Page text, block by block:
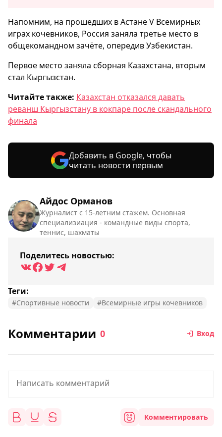
Айдос Орманов
Журналист с 15-летним стажем. Основная
специализиация - командные виды спорта,
теннис, шахматы
Поделитесь новостью:
Теги:
#Спортивные новости #Всемирные игры кочевников
Напомним, на прошедших в Астане V Всемирных
играх кочевников, Россия заняла третье место в
общекомандном зачёте, опередив Узбекистан.
Первое место заняла сборная Казахстана, вторым
стал Кыргызстан.
Читайте также: Казахстан отказался давать
реванш Кыргызстану в кокпаре после скандального
финала
Добавить в Google, чтобы
читать новости первым
Комментарии 0 Вход
Комментировать